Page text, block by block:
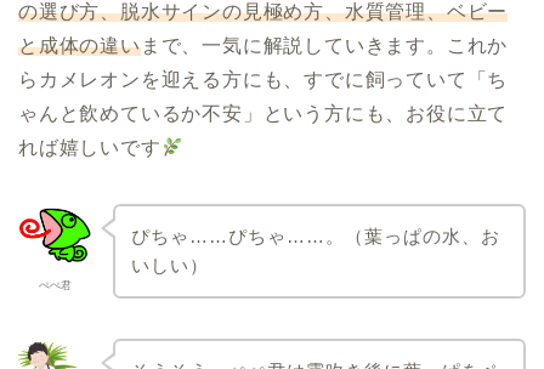
の選び方、脱水サインの見極め方、水質管理、ベビー
と成体の違いまで、一気に解説していきます。これか
らカメレオンを迎える方にも、すでに飼っていて「ち
ゃんと飲めているか不安」という方にも、お役に立て
れば嬉しいです
ぺぺ君
ぴちゃ……ぴちゃ……。（葉っぱの水、お
いしい）